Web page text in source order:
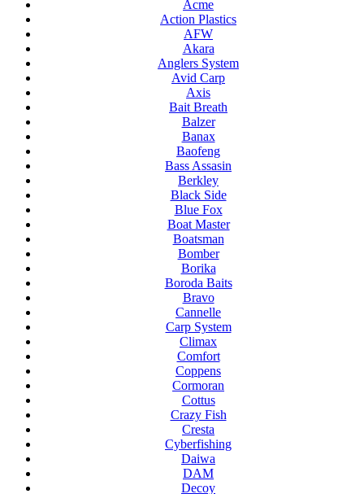
Acme
Action Plastics
AFW
Akara
Anglers System
Avid Carp
Axis
Bait Breath
Balzer
Banax
Baofeng
Bass Assasin
Berkley
Black Side
Blue Fox
Boat Master
Boatsman
Bomber
Borika
Boroda Baits
Bravo
Cannelle
Carp System
Climax
Comfort
Coppens
Cormoran
Cottus
Crazy Fish
Cresta
Cyberfishing
Daiwa
DAM
Decoy